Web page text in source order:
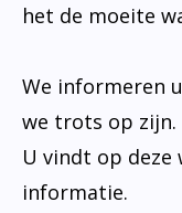
het de moeite
We informeren
we trots op zijn.
U vindt op deze
informatie.